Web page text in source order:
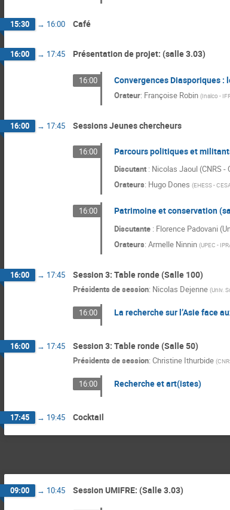
15:30 → 16:00 Café
16:00 → 17:45 Présentation de projet: (salle 3.03)
16:00 Convergences Diasporiques
Orateur: Françoise Robin (Inalco -
16:00 → 17:45 Sessions Jeunes chercheurs
16:00 Parcours politiques et
Discutant: Nicolas Jaoul (CNRS -
Orateurs: Hugo Dones (EHESS -
16:00 Patrimoine et conservation
Discutante: Florence Padovani
Orateurs: Armelle Ninnin (UPEC -
16:00 → 17:45 Session 3: Table ronde (Salle 100)
Présidents de session: Nicolas Dejenne (Univ.
16:00 La recherche sur l’Asie face
16:00 → 17:45 Session 3: Table ronde (Salle 50)
Présidents de session: Christine Ithurbide (
16:00 Recherche et art(istes)
17:45 → 19:45 Cocktail
09:00 → 10:45 Session UMIFRE: (Salle 3.03)